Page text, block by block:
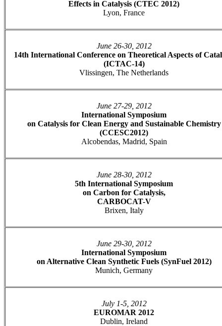
Effects in Catalysis (CTEC 2012)
Lyon, France
June 26-30, 2012
14th International Conference on Theoretical Aspects of
(ICTAC-14)
Vlissingen, The Netherlands
June 27-29, 2012
International Symposium
on Catalysis for Clean Energy and Sustainable Chemistry
(CCESC2012)
Alcobendas, Madrid, Spain
June 28-30, 2012
5th International Symposium
on Carbon for Catalysis,
CARBOCAT-V
Brixen, Italy
June 29-30, 2012
International Symposium
on Alternative Clean Synthetic Fuels (SynFuel 2012)
Munich, Germany
July 1-5, 2012
EUROMAR 2012
Dublin, Ireland